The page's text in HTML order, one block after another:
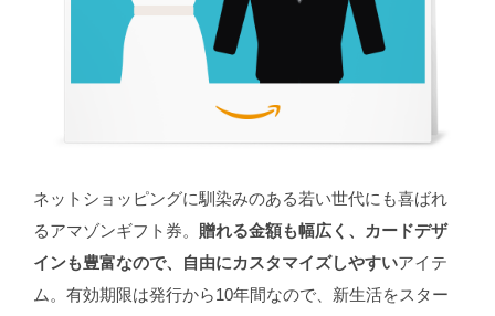
ネットショッピングに馴染みのある若い世代にも喜ばれ
るアマゾンギフト券。 贈れる金額も幅広く、カードデザ
インも豊富なので、自由にカスタマイズしやすいアイテ
ム。有効期限は発行から10年間なので、新生活をスター